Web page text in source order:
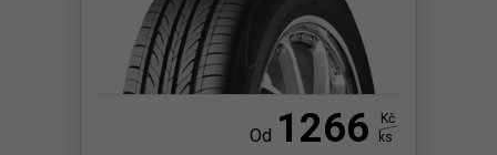
Od 1266
Kč
ks